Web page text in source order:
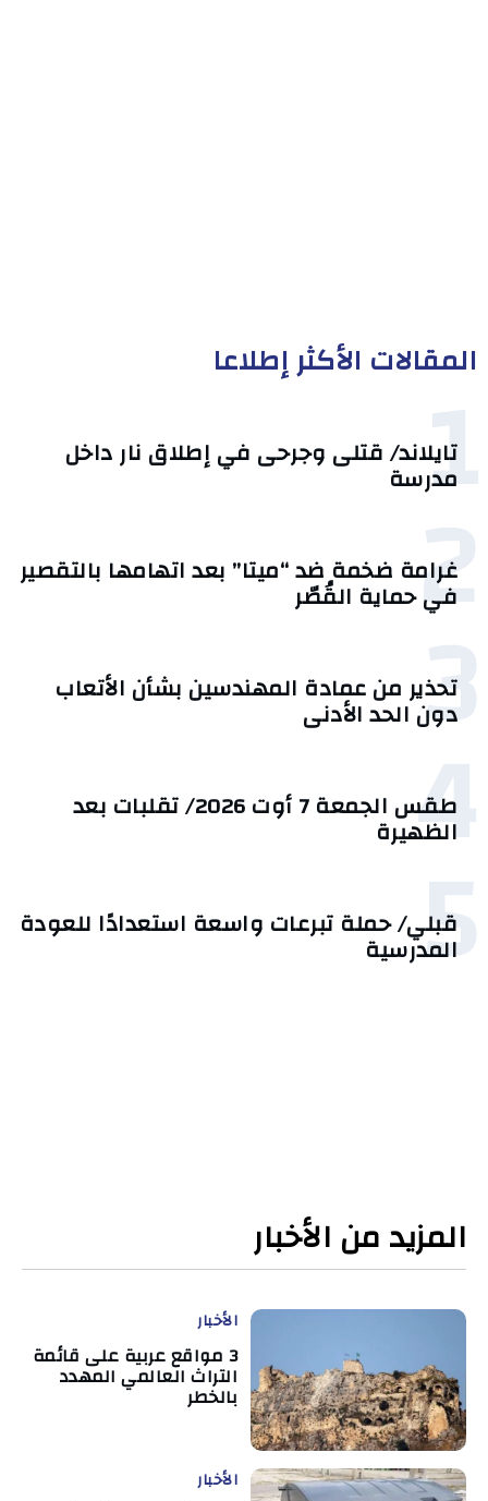
المقالات الأكثر إطلاعا
1
تايلاند/ قتلى وجرحى في إطلاق نار داخل
مدرسة
2
غرامة ضخمة ضد “ميتا” بعد اتهامها بالتقصير
في حماية القُصّر
3
تحذير من عمادة المهندسين بشأن الأتعاب
دون الحد الأدنى
4 طقس الجمعة 7 أوت 2026/ تقلبات بعد
الظهيرة
5
قبلي/ حملة تبرعات واسعة استعدادًا للعودة
المدرسية
المزيد من الأخبار
الأخبار
3 مواقع عربية على قائمة
التراث العالمي المهدد
بالخطر
الأخبار